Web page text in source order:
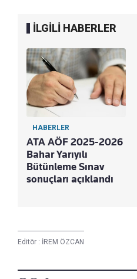
İLGİLİ HABERLER
HABERLER
ATA AÖF 2025-2026
Bahar Yarıyılı
Bütünleme Sınav
sonuçları açıklandı
Editör : İREM ÖZCAN